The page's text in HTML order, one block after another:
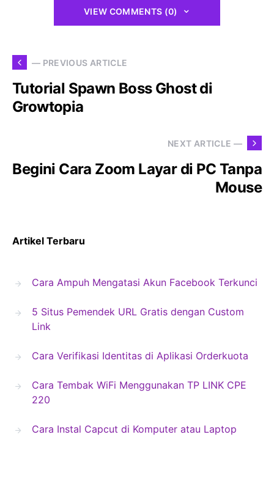
VIEW COMMENTS (0)
— PREVIOUS ARTICLE
Tutorial Spawn Boss Ghost di
Growtopia
NEXT ARTICLE —
Begini Cara Zoom Layar di PC Tanpa
Mouse
Artikel Terbaru
Cara Ampuh Mengatasi Akun Facebook Terkunci
5 Situs Pemendek URL Gratis dengan Custom
Link
Cara Verifikasi Identitas di Aplikasi Orderkuota
Cara Tembak WiFi Menggunakan TP LINK CPE
220
Cara Instal Capcut di Komputer atau Laptop